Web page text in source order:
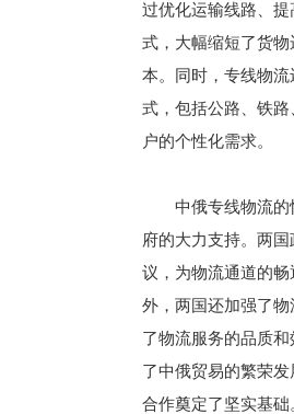
过优化运输线路、
式，大幅缩短了货
本。同时，专线物
式，包括公路、铁
户的个性化需求。
中俄专线物流
府的大力支持。两
议，为物流通道的
外，两国还加强了
了物流服务的品质
了中俄贸易的繁荣
合作奠定了坚实基础